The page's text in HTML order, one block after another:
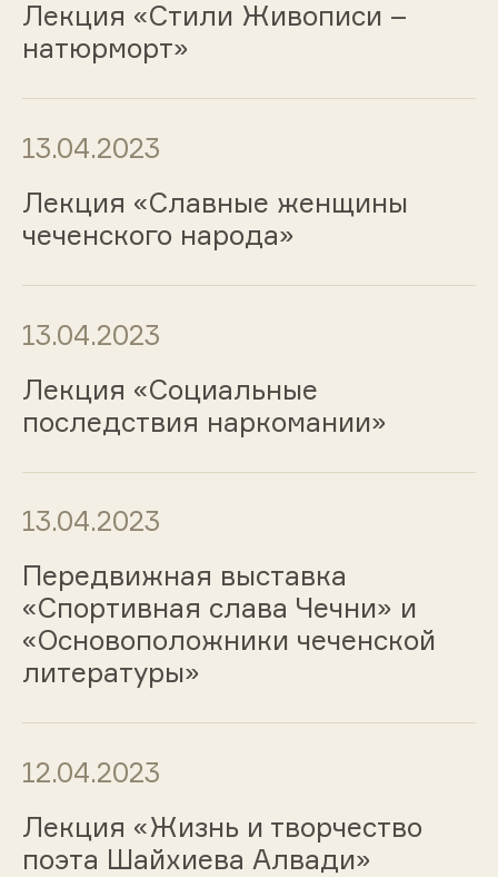
Лекция «Стили Живописи –
натюрморт»
13.04.2023
Лекция «Славные женщины
чеченского народа»
13.04.2023
Лекция «Социальные
последствия наркомании»
13.04.2023
Передвижная выставка
«Спортивная слава Чечни» и
«Основоположники чеченской
литературы»
12.04.2023
Лекция «Жизнь и творчество
поэта Шайхиева Алвади»